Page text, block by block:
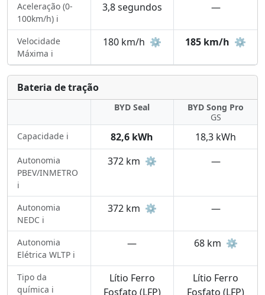
Aceleração (0-
100km/h) ℹ️
3,8 segundos —
Velocidade
Máxima ℹ️
180 km/h ⚙️ 185 km/h ⚙️
Bateria de tração
BYD Seal
BYD Song Pro
GS
Capacidade ℹ️
82,6 kWh 18,3 kWh
Autonomia
PBEV/INMETRO
ℹ️
372 km ⚙️ —
Autonomia
NEDC ℹ️
372 km ⚙️ —
Autonomia
Elétrica WLTP ℹ️
— 68 km ⚙️
Tipo da
química ℹ️
Lítio Ferro
Fosfato (LFP)
Lítio Ferro
Fosfato (LFP)